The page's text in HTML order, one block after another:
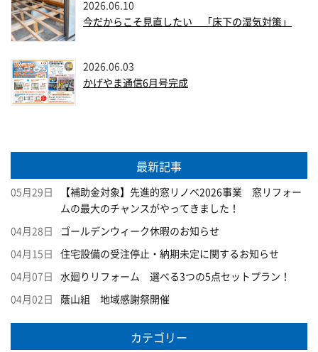
2026.06.10
今だからこそ見直したい 「床下の湿気対策」
2026.06.03
かげやま通信6月号完成
最新記事
05月29日
【補助金対象】先進的窓リノベ2026事業 窓リフォー
ムの最大のチャンスがやってきました！
04月28日 ゴールデンウィーク休暇のお知らせ
04月15日 住宅設備の受注停止・納期未定に関するお知らせ
04月07日 水廻りリフォーム 選べる3つの5点セットプラン！
04月02日 蔭山組 地域感謝祭開催
カテゴリー